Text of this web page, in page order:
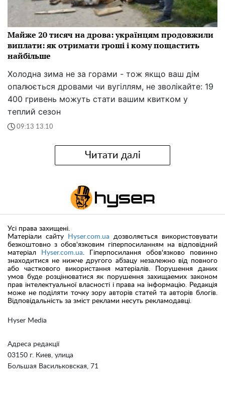
Майже 20 тисяч на дрова: українцям продовжили
виплати: як отримати гроші і кому пощастить
найбільше
Холодна зима не за горами - тож якщо ваш дім
опалюється дровами чи вугіллям, не зволікайте: 19
400 гривень можуть стати вашим квитком у
теплий сезон
09:13 13.10
Читати далі
Hyser Media
Адреса редакції
03150 г. Киев, улица
Большая Васильковская, 71
Усі права захищені.
Матеріали сайту
Hyser.com.ua дозволяється використовувати
безкоштовно з обов'язковим гіперпосиланням на відповідний
матеріал
Hyser.com.ua. Гіперпосилання обов'язково повинно
знаходитися не нижче другого абзацу незалежно від повного
або часткового використання матеріалів. Порушення даних
умов буде розцінюватися як порушення захищаемих законом
прав інтелектуальної власності і права на інформацію. Редакція
може не поділяти точку зору авторів статей та авторів блогів.
Відповідальність за зміст реклами несуть рекламодавці.